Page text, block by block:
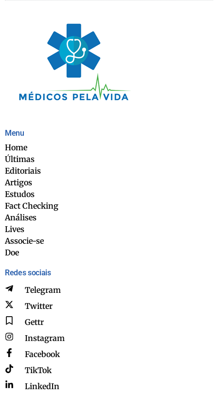
Menu
Home
Últimas
Editoriais
Artigos
Estudos
Fact Checking
Análises
Lives
Associe-se
Doe
Redes sociais
Telegram
Twitter
Gettr
Instagram
Facebook
TikTok
LinkedIn